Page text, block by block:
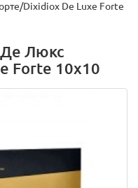
Dixidiox De Luxe Forte
Де Люкс
Forte 10x10